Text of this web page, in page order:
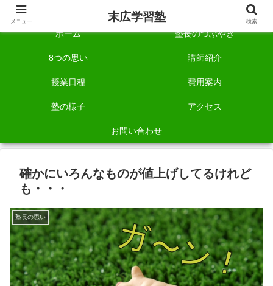
自称「一宮でいちばん塾で勉強させる塾」です。
ホーム 塾長のつぶやき
8つの思い 講師紹介
授業日程 費用案内
塾の様子 アクセス
お問い合わせ
確かにいろんなものが値上げしてるけれど
も・・・
塾長の思い
メニュー 末広学習塾 検索